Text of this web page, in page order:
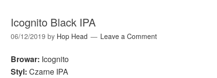
Icognito Black IPA
06/12/2019 by Hop Head Leave a Comment
Browar: Icognito
Styl: Czarne IPA